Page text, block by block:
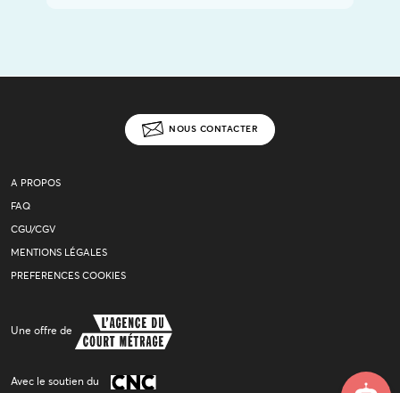
NOUS CONTACTER
A PROPOS
FAQ
CGU/CGV
MENTIONS LÉGALES
PREFERENCES COOKIES
Une offre de
Avec le soutien du